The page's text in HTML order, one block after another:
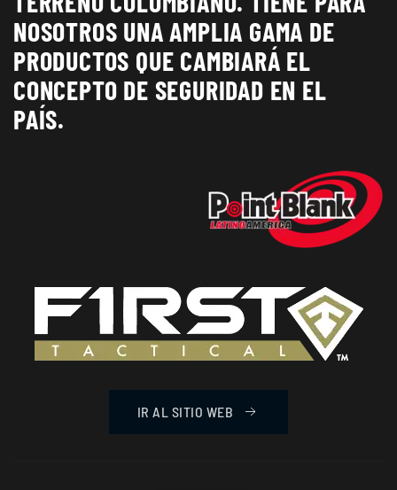
NOSOTROS UNA AMPLIA GAMA DE
PRODUCTOS QUE CAMBIARÁ EL
CONCEPTO DE SEGURIDAD EN EL
PAÍS.
IR AL SITIO WEB